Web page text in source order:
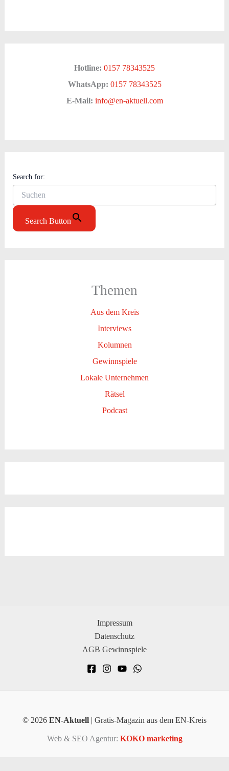
Hotline: 0157 78343525
WhatsApp: 0157 78343525
E-Mail: info@en-aktuell.com
Search for:
Search Button
Themen
Aus dem Kreis
Interviews
Kolumnen
Gewinnspiele
Lokale Unternehmen
Rätsel
Podcast
Impressum
Datenschutz
AGB Gewinnspiele
© 2026 EN-Aktuell | Gratis-Magazin aus dem EN-Kreis
Web & SEO Agentur: KOKO marketing